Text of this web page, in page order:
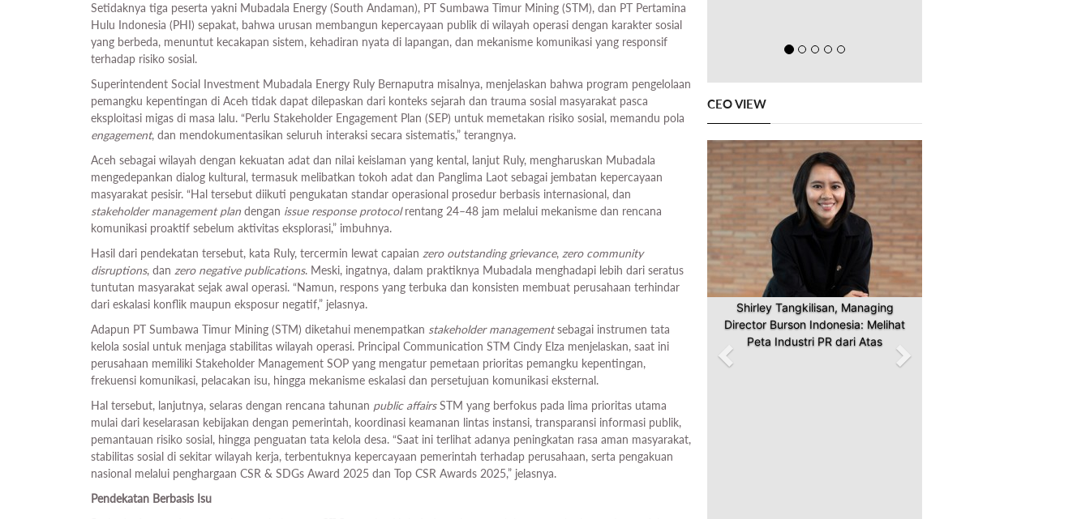
Setidaknya tiga peserta yakni Mubadala Energy (South Andaman), PT Sumbawa Timur Mining (STM), dan PT Pertamina
Hulu Indonesia (PHI) sepakat, bahwa urusan membangun kepercayaan publik di wilayah operasi dengan karakter sosial
yang berbeda, menuntut kecakapan sistem, kehadiran nyata di lapangan, dan mekanisme komunikasi yang responsif
terhadap risiko sosial.
Superintendent Social Investment Mubadala Energy Ruly Bernaputra misalnya, menjelaskan bahwa program pengelolaan
pemangku kepentingan di Aceh tidak dapat dilepaskan dari konteks sejarah dan trauma sosial masyarakat pasca
eksploitasi migas di masa lalu. “Perlu Stakeholder Engagement Plan (SEP) untuk memetakan risiko sosial, memandu pola
engagement, dan mendokumentasikan seluruh interaksi secara sistematis,” terangnya.
Aceh sebagai wilayah dengan kekuatan adat dan nilai keislaman yang kental, lanjut Ruly, mengharuskan Mubadala
mengedepankan dialog kultural, termasuk melibatkan tokoh adat dan Panglima Laot sebagai jembatan kepercayaan
masyarakat pesisir. “Hal tersebut diikuti pengukatan standar operasional prosedur berbasis internasional, dan
stakeholder management plan dengan issue response protocolrentang 24–48 jam melalui mekanisme dan rencana
komunikasi proaktif sebelum aktivitas eksplorasi,” imbuhnya.
Hasil dari pendekatan tersebut, kata Ruly, tercermin lewat capaian zero outstanding grievance, zero community
disruptions, dan zero negative publications. Meski, ingatnya, dalam praktiknya Mubadala menghadapi lebih dari seratus
tuntutan masyarakat sejak awal operasi. “Namun, respons yang terbuka dan konsisten membuat perusahaan terhindar
dari eskalasi konflik maupun eksposur negatif,” jelasnya.
Adapun PT Sumbawa Timur Mining (STM) diketahui menempatkan stakeholder managementsebagai instrumen tata
kelola sosial untuk menjaga stabilitas wilayah operasi. Principal Communication STM Cindy Elza menjelaskan, saat ini
perusahaan memiliki Stakeholder Management SOP yang mengatur pemetaan prioritas pemangku kepentingan,
frekuensi komunikasi, pelacakan isu, hingga mekanisme eskalasi dan persetujuan komunikasi eksternal.
Hal tersebut, lanjutnya, selaras dengan rencana tahunan public affairsSTM yang berfokus pada lima prioritas utama
mulai dari keselarasan kebijakan dengan pemerintah, koordinasi keamanan lintas instansi, transparansi informasi publik,
pemantauan risiko sosial, hingga penguatan tata kelola desa. “Saat ini terlihat adanya peningkatan rasa aman masyarakat,
stabilitas sosial di sekitar wilayah kerja, terbentuknya kepercayaan pemerintah terhadap perusahaan, serta pengakuan
nasional melalui penghargaan CSR & SDGs Award 2025 dan Top CSR Awards 2025,” jelasnya.
Pendekatan Berbasis Isu
CEO VIEW
Shirley Tangkilisan, Managing
Director Burson Indonesia: Melihat
Peta Industri PR dari Atas
Previous Next